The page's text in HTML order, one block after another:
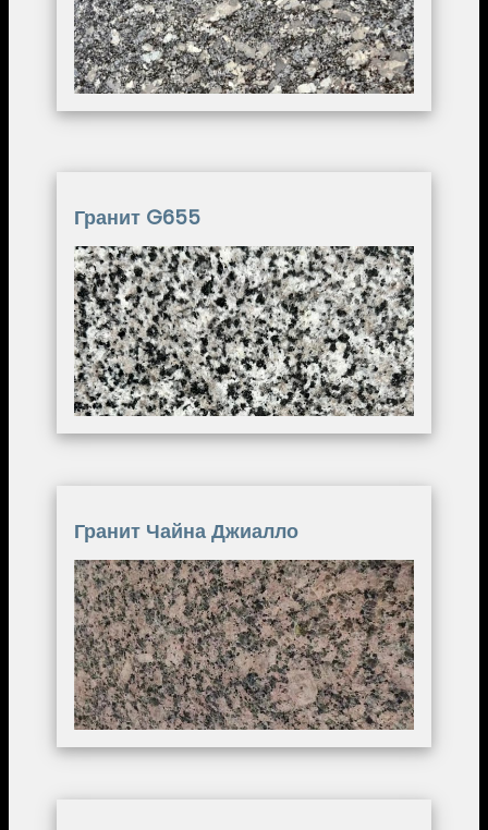
Гранит G655
Image
Гранит Чайна Джиалло
Image